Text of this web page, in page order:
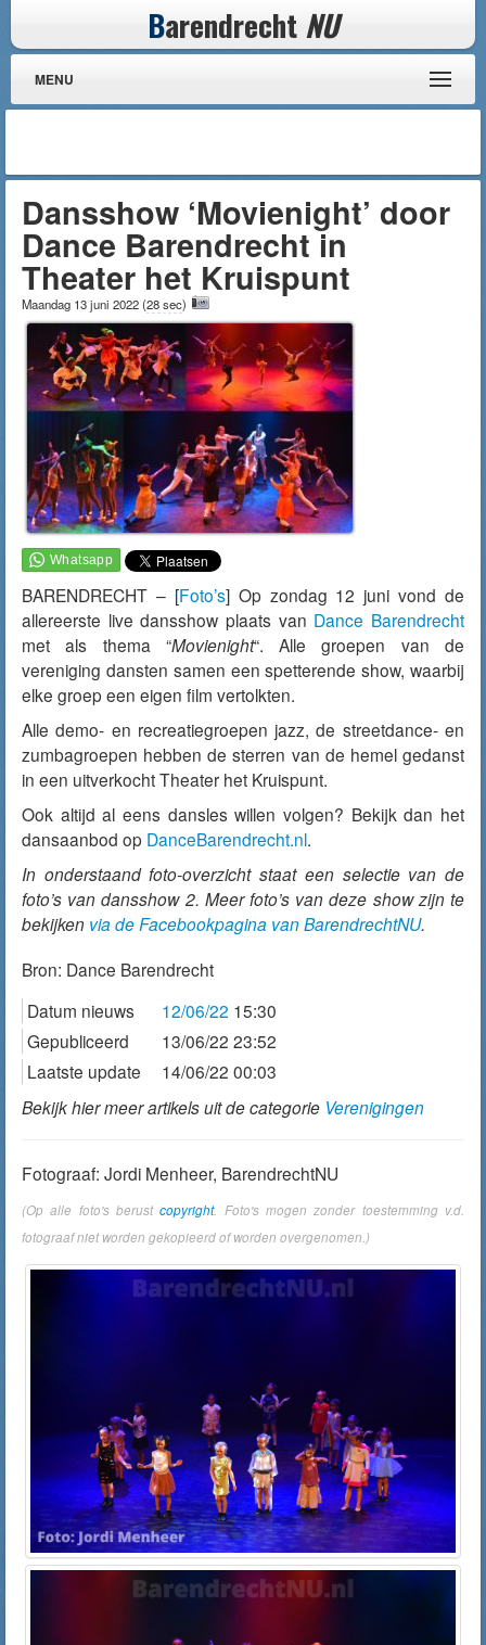
Barendrecht NU
MENU
Dansshow ‘Movienight’ door
Dance Barendrecht in
Theater het Kruispunt
Maandag 13 juni 2022(28 sec)
BARENDRECHT – [Foto’s] Op zondag 12 juni vond de
allereerste live dansshow plaats van Dance Barendrecht
met als thema “Movienight“. Alle groepen van de
vereniging dansten samen een spetterende show, waarbij
elke groep een eigen film vertolkten.
Alle demo- en recreatiegroepen jazz, de streetdance- en
zumbagroepen hebben de sterren van de hemel gedanst
in een uitverkocht Theater het Kruispunt.
Ook altijd al eens dansles willen volgen? Bekijk dan het
dansaanbod op DanceBarendrecht.nl.
In onderstaand foto-overzicht staat een selectie van de
foto’s van dansshow 2. Meer foto’s van deze show zijn te
bekijken via de Facebookpagina van BarendrechtNU.
Bron: Dance Barendrecht
Datum nieuws
12/06/22 15:30
Gepubliceerd
13/06/22 23:52
Laatste update
14/06/22 00:03
Bekijk hier meer artikels uit de categorie Verenigingen
Fotograaf: Jordi Menheer, BarendrechtNU
(Op alle foto's berustcopyright. Foto's mogen zonder toestemming v.d.
fotograaf niet worden gekopieerd of worden overgenomen.)